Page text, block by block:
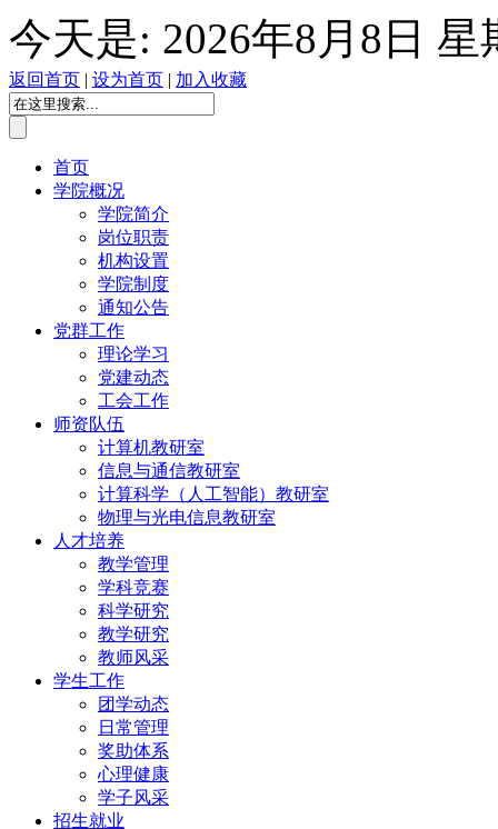
今天是: 2026年8月8日
返回首页 | 设为首页 | 加入收藏
首页
学院概况
学院简介
岗位职责
机构设置
学院制度
通知公告
党群工作
理论学习
党建动态
工会工作
师资队伍
计算机教研室
信息与通信教研室
计算科学（人工智能）教研室
物理与光电信息教研室
人才培养
教学管理
学科竞赛
科学研究
教学研究
教师风采
学生工作
团学动态
日常管理
奖助体系
心理健康
学子风采
招生就业